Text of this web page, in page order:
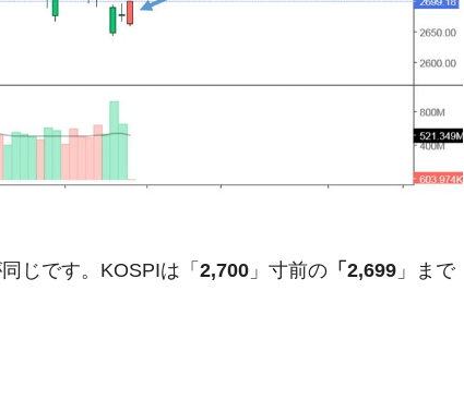
に韓国がいっちょがみしたのでは。
実は韓国で『BYD』車は売れている。6カ月で対前年同期比
く空港に詰めかけ「出て行け！」「極右勢力」のプラカー
データセンター整備」⇒ だから無理だってば。
発。
ぎ」では。
じです。KOSPIは「 2,700 」寸前の 「2,699 」まで